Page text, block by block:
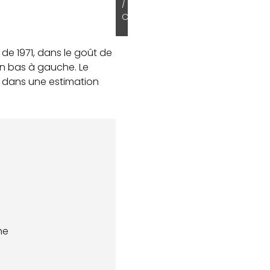
/
C
1971, dans le goût de
bas à gauche. Le
une estimation